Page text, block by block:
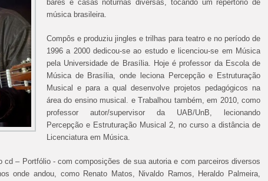
bares e casas noturnas diversas, tocando um repertório de
música brasileira.
Compôs e produziu jingles e trilhas para teatro e no período de
1996 a 2000 dedicou-se ao estudo e licenciou-se em Música
pela Universidade de Brasília. Hoje é professor da Escola de
Música de Brasília, onde leciona Percepção e Estruturação
Musical e para a qual desenvolve projetos pedagógicos na
área do ensino musical. e Trabalhou também, em 2010, como
professor autor/supervisor da UAB/UnB, lecionando
Percepção e Estruturação Musical 2, no curso a distância de
Licenciatura em Música.
cd – Portfólio - com composições de sua autoria e com parceiros diversos
onde andou, como Renato Matos, Nivaldo Ramos, Heraldo Palmeira,